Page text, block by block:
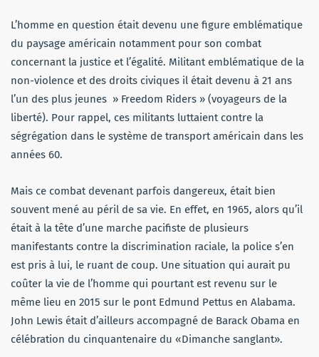
L’homme en question était devenu une figure emblématique
du paysage américain notamment pour son combat
concernant la justice et l’égalité. Militant emblématique de la
non-violence et des droits civiques il était devenu à 21 ans
l’un des plus jeunes » Freedom Riders » (voyageurs de la
liberté). Pour rappel, ces militants luttaient contre la
ségrégation dans le système de transport américain dans les
années 60.
Mais ce combat devenant parfois dangereux, était bien
souvent mené au péril de sa vie. En effet, en 1965, alors qu’il
était à la tête d’une marche pacifiste de plusieurs
manifestants contre la discrimination raciale, la police s’en
est pris à lui, le ruant de coup. Une situation qui aurait pu
coûter la vie de l’homme qui pourtant est revenu sur le
même lieu en 2015 sur le pont Edmund Pettus en Alabama.
John Lewis était d’ailleurs accompagné de Barack Obama en
célébration du cinquantenaire du «Dimanche sanglant».